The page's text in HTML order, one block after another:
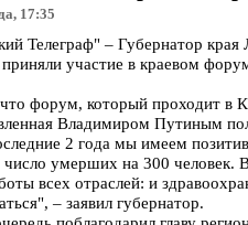
17:35
Телеграф" – Губернатор края
приняли участие в краевом
форум, который проходит в
Владимиром Путиным
2 года мы имеем
умерших на 300 человек.
всех отраслей: и
– заявил губернатор.